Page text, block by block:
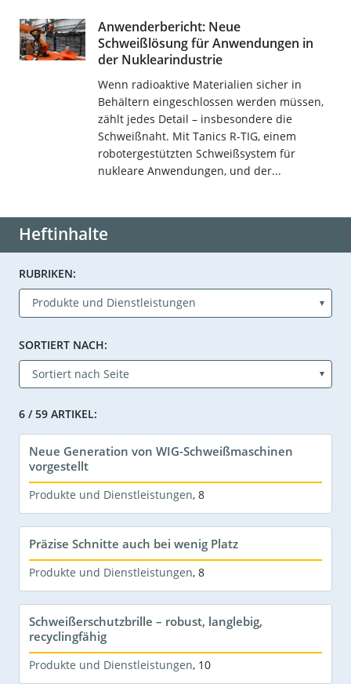
Anwenderbericht: Neue
Schweißlösung für Anwendungen in
der Nuklearindustrie
Wenn radioaktive Materialien sicher in
Behältern eingeschlossen werden müssen,
zählt jedes Detail – insbesondere die
Schweißnaht. Mit Tanics R-TIG, einem
robotergestützten Schweißsystem für
nukleare Anwendungen, und der...
Heftinhalte
RUBRIKEN:
SORTIERT NACH:
6 / 59 ARTIKEL:
Neue Generation von WIG-Schweißmaschinen
vorgestellt
Produkte und Dienstleistungen, 8
Präzise Schnitte auch bei wenig Platz
Produkte und Dienstleistungen, 8
Schweißerschutzbrille – robust, langlebig,
recyclingfähig
Produkte und Dienstleistungen, 10